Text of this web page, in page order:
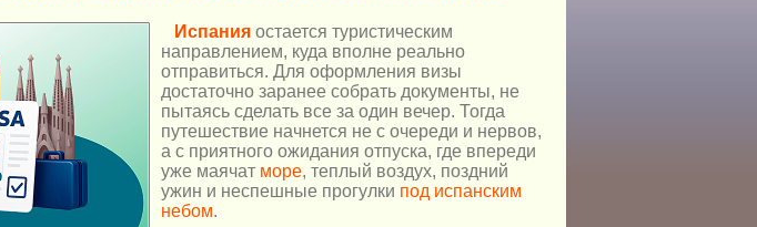
Испания остается туристическим
направлением, куда вполне реально
отправиться. Для оформления визы
достаточно заранее собрать документы, не
пытаясь сделать все за один вечер. Тогда
путешествие начнется не с очереди и нервов,
а с приятного ожидания отпуска, где впереди
уже маячат море, теплый воздух, поздний
ужин и неспешные прогулки под испанским
небом.